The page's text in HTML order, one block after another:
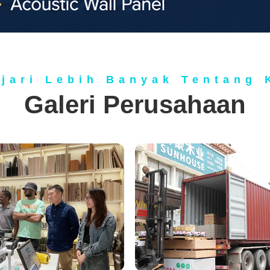
Lebih Banyak Tentang
Galeri Perusahaan